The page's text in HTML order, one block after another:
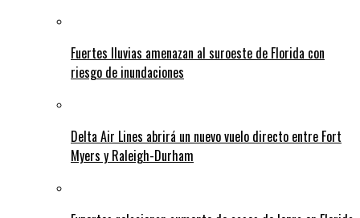
Fuertes lluvias amenazan al suroeste de Florida con
riesgo de inundaciones
Delta Air Lines abrirá un nuevo vuelo directo entre Fort
Myers y Raleigh-Durham